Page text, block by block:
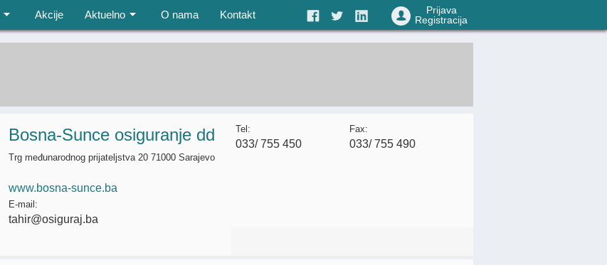
Akcije Aktuelno O nama Kontakt
Prijava
Registracija
Bosna-Sunce osiguranje dd
Trg međunarodnog prijateljstva 20 71000 Sarajevo
www.bosna-sunce.ba
E-mail:
tahir@osiguraj.ba
Tel:
033/ 755 450
Fax:
033/ 755 490